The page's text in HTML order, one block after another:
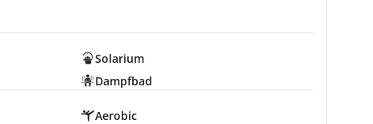
Solarium
Dampfbad
Aerobic